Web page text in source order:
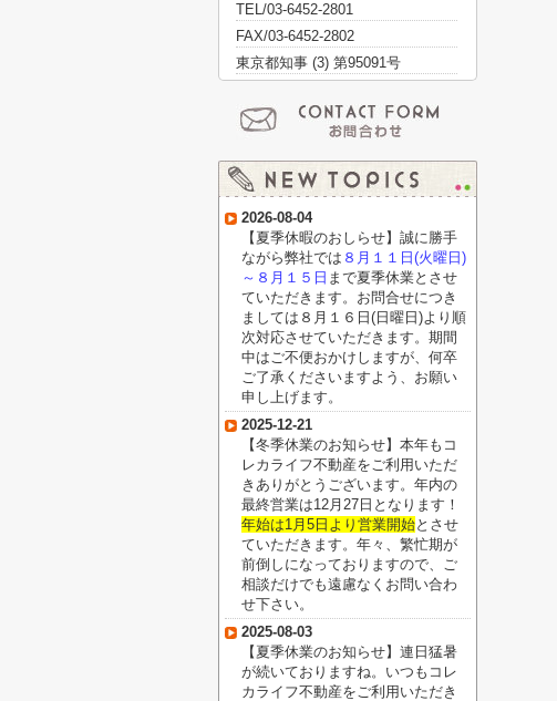
TEL/03-6452-2801
FAX/03-6452-2802
東京都知事 (3) 第95091号
2026-08-04
【夏季休暇のおしらせ】誠に勝手
ながら弊社では ８月１１日(火曜日)
～８月１５日 まで夏季休業とさせ
ていただきます。お問合せにつき
ましては８月１６日(日曜日)より順
次対応させていただきます。期間
中はご不便おかけしますが、何卒
ご了承くださいますよう、お願い
申し上げます。
2025-12-21
【冬季休業のお知らせ】本年もコ
レカライフ不動産をご利用いただ
きありがとうございます。年内の
最終営業は12月27日となります！
年始は1月5日より営業開始とさせ
ていただきます。年々、繁忙期が
前倒しになっておりますので、ご
相談だけでも遠慮なくお問い合わ
せ下さい。
2025-08-03
【夏季休業のお知らせ】連日猛暑
が続いておりますね。いつもコレ
カライフ不動産をご利用いただき